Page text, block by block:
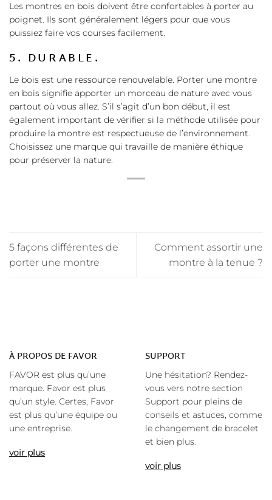
Les montres en bois doivent être confortables à porter au
poignet. Ils sont généralement légers pour que vous
puissiez faire vos courses facilement.
5. DURABLE.
Le bois est une ressource renouvelable. Porter une montre
en bois signifie apporter un morceau de nature avec vous
partout où vous allez. S’il s’agit d’un bon début, il est
également important de vérifier si la méthode utilisée pour
produire la montre est respectueuse de l’environnement.
Choisissez une marque qui travaille de manière éthique
pour préserver la nature.
5 façons différentes de
porter une montre
Comment assortir une
montre à la tenue ?
À PROPOS DE FAVOR
FAVOR est plus qu’une
marque. Favor est plus
qu’un style. Certes, Favor
est plus qu’une équipe ou
une entreprise.
voir plus
SUPPORT
Une hésitation? Rendez-
vous vers notre section
Support pour pleins de
conseils et astuces, comme
le changement de bracelet
et bien plus.
voir plus